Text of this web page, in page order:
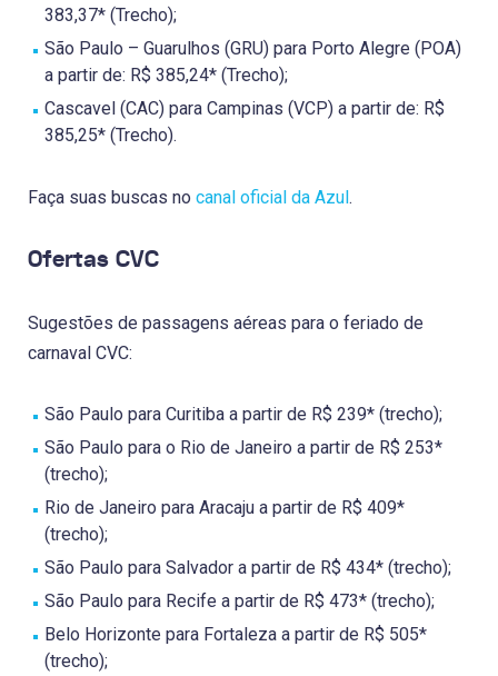
383,37* (Trecho);
São Paulo – Guarulhos (GRU) para Porto Alegre (POA)
a partir de: R$ 385,24* (Trecho);
Cascavel (CAC) para Campinas (VCP) a partir de: R$
385,25* (Trecho).
Faça suas buscas no canal oficial da Azul.
Ofertas CVC
Sugestões de passagens aéreas para o feriado de
carnaval CVC:
São Paulo para Curitiba a partir de R$ 239* (trecho);
São Paulo para o Rio de Janeiro a partir de R$ 253*
(trecho);
Rio de Janeiro para Aracaju a partir de R$ 409*
(trecho);
São Paulo para Salvador a partir de R$ 434* (trecho);
São Paulo para Recife a partir de R$ 473* (trecho);
Belo Horizonte para Fortaleza a partir de R$ 505*
(trecho);